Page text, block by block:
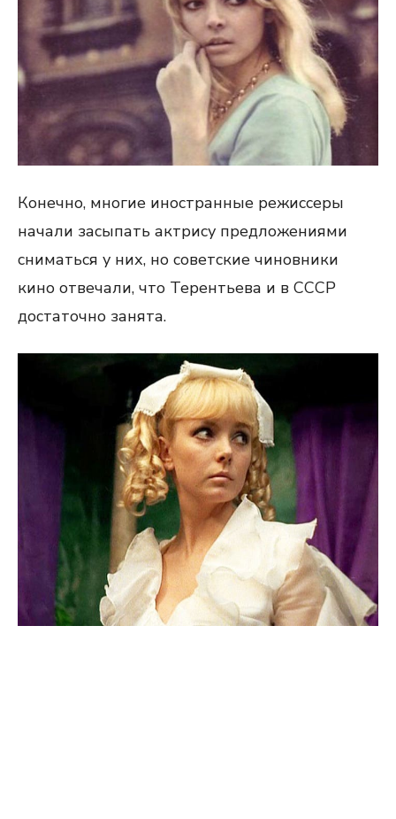
Конечно, многие иностранные режиссеры
начали засыпать актрису предложениями
сниматься у них, но советские чиновники
кино отвечали, что Терентьева и в СССР
достаточно занята.